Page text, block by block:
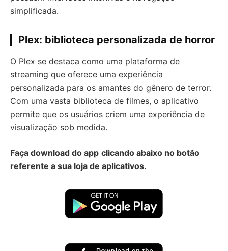
simplificada.
Plex: biblioteca personalizada de horror
O Plex se destaca como uma plataforma de
streaming que oferece uma experiência
personalizada para os amantes do gênero de terror.
Com uma vasta biblioteca de filmes, o aplicativo
permite que os usuários criem uma experiência de
visualização sob medida.
Faça download do app clicando abaixo no botão
referente a sua loja de aplicativos.